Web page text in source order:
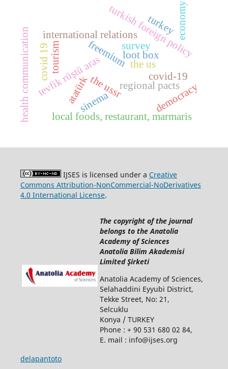
loot box
survey
freemium
atatürk
international relations
regional pacts
turkish foreign policy
tevfik rüştü aras covid-19
democracy
the ussr
the us
turkey economy
local foods, restaurant, marmaris
covid 19
health communication sinema
tourism
IJSES is licensed under a Creative
Commons Attribution-NonCommercial-NoDerivatives
4.0 International License.
The copyright of the journal
belongs to the Anatolia
Academy of Sciences
Anatolia Bilim Akademisi
Limited Şirketi
Anatolia Academy of Sciences,
Selahaddini Eyyubi District,
Tekke Street, No: 21,
Selcuklu
Konya / TURKEY
Phone : + 90 531 680 02 84,
E. mail : info@ijses.org
delapantoto